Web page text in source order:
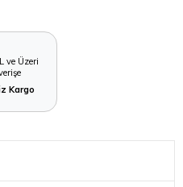
ve Üzeri
Kargo